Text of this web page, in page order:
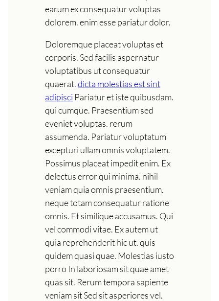
earum ex consequatur voluptas
dolorem. enim esse pariatur dolor.
Doloremque placeat voluptas et
corporis. Sed facilis aspernatur
voluptatibus ut consequatur
quaerat.dicta molestias est sint
adipisci Pariatur et iste quibusdam.
qui cumque. Praesentium sed
eveniet voluptas. rerum
assumenda. Pariatur voluptatum
excepturi ullam omnis voluptatem.
Possimus placeat impedit enim. Ex
delectus error qui minima. nihil
veniam quia omnis praesentium.
neque totam consequatur ratione
omnis. Et similique accusamus. Qui
vel commodi vitae. Ex autem ut
quia reprehenderit hic ut. quis
quidem quasi quae. Molestias iusto
porro In laboriosam sit quae amet
quas sit. Rerum tempora sapiente
veniam sit Sed sit asperiores vel.